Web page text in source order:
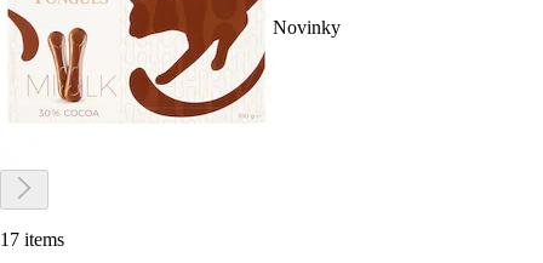
Novinky
17 items